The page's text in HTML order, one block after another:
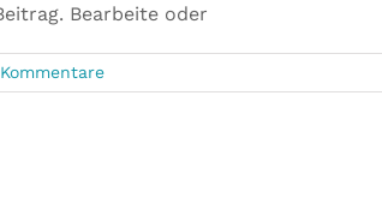
Bearbeite oder